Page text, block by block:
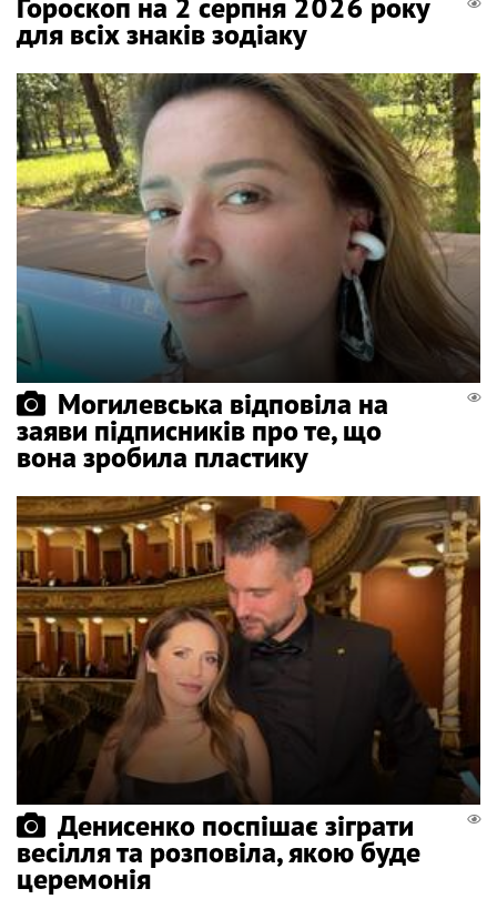
Гороскоп на 2 серпня 2026 року
для всіх знаків зодіаку
Могилевська відповіла на
заяви підписників про те, що
вона зробила пластику
Денисенко поспішає зіграти
весілля та розповіла, якою буде
церемонія